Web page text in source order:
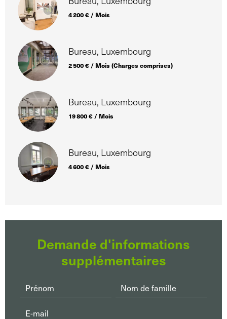
4 200 € / Mois
Bureau, Luxembourg
2 500 € / Mois (Charges comprises)
Bureau, Luxembourg
19 800 € / Mois
Bureau, Luxembourg
4 600 € / Mois
Demande d'informations
supplémentaires